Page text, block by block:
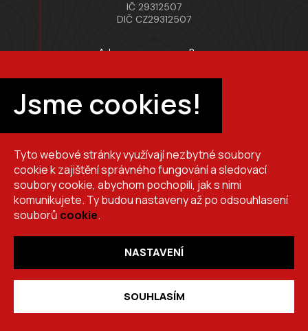
Jsme cookies!
Tyto webové stránky využívají nezbytné soubory
cookie k zajištění správného fungování a sledovací
soubory cookie, abychom pochopili, jak s nimi
komunikujete. Ty budou nastaveny až po odsouhlasení
souborů cookie.
NASTAVENÍ
SOUHLASÍM
IČ 29312507
DIČ CZ29312507
Adresa provozovny Brno
Pracovní doba
Po–Pá 7:00 – 15:30
+420 725 510 044
obchod@brslik.cz
BRŠLÍK, s.r.o.. Všechna práva vyhrazena.
desktop_windows